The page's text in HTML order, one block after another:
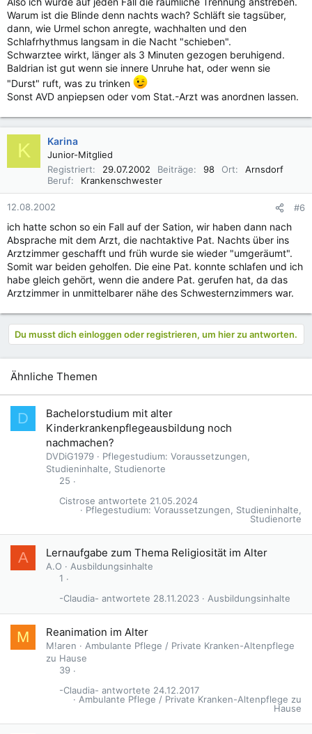
Warum ist die Blinde denn nachts wach? Schläft sie tagsüber,
dann, wie Urmel schon anregte, wachhalten und den
Schlafrhythmus langsam in die Nacht "schieben".
Schwarztee wirkt, länger als 3 Minuten gezogen beruhigend.
Baldrian ist gut wenn sie innere Unruhe hat, oder wenn sie
"Durst" ruft, was zu trinken
Sonst AVD anpiepsen oder vom Stat.-Arzt was anordnen lassen.
K Karina
Junior-Mitglied
Registriert
29.07.2002 Beiträge 98 Ort
Arnsdorf
Beruf
Krankenschwester
12.08.2002 #6
ich hatte schon so ein Fall auf der Sation, wir haben dann nach
Absprache mit dem Arzt, die nachtaktive Pat. Nachts über ins
Arztzimmer geschafft und früh wurde sie wieder "umgeräumt".
Somit war beiden geholfen. Die eine Pat. konnte schlafen und ich
habe gleich gehört, wenn die andere Pat. gerufen hat, da das
Arztzimmer in unmittelbarer nähe des Schwesternzimmers war.
Du musst dich einloggen oder registrieren, um hier zu antworten.
Ähnliche Themen
D
Bachelorstudium mit alter
Kinderkrankenpflegeausbildung noch
nachmachen?
DVDiG1979
Pflegestudium: Voraussetzungen,
Studieninhalte, Studienorte
25
Pflegestudium: Voraussetzungen, Studieninhalte,
Studienorte
21.05.2024
Cistrose
A Lernaufgabe zum Thema Religiosität im Alter
A.O
Ausbildungsinhalte
1
Ausbildungsinhalte
28.11.2023
-Claudia-
M Reanimation im Alter
M!aren
Ambulante Pflege / Private Kranken-Altenpflege
zu Hause
39
Ambulante Pflege / Private Kranken-Altenpflege zu
Hause
24.12.2017
-Claudia-